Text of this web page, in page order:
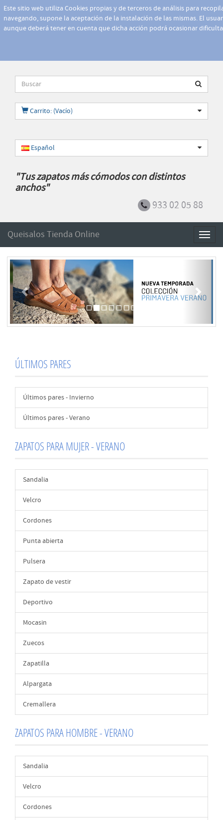
Este sitio web utiliza Cookies propias y de terceros de análisis para
navegando, supone la aceptación de la instalación de las mismas. El
aunque deberá tener en cuenta que dicha acción podrá ocasionar
Carrito: (Vacío)
Español
"Tus zapatos más cómodos con distintos
anchos"
933 02 05 88
Queisalos Tienda Online
Anterior
ÚLTIMOS PARES
Últimos pares - Invierno
Últimos pares - Verano
ZAPATOS PARA MUJER - VERANO
Sandalia
Velcro
Cordones
Punta abierta
Pulsera
Zapato de vestir
Deportivo
Mocasin
Zuecos
Zapatilla
Alpargata
Cremallera
ZAPATOS PARA HOMBRE - VERANO
Sandalia
Velcro
Cordones